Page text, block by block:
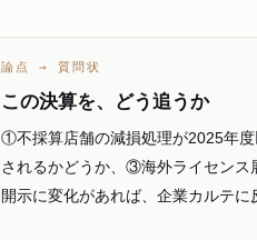
論点 → 質問状
この決算を、どう追うか
①不採算店舗の減損処理が2025年
されるかどうか、③海外ライセンス
開示に変化があれば、企業カルテに